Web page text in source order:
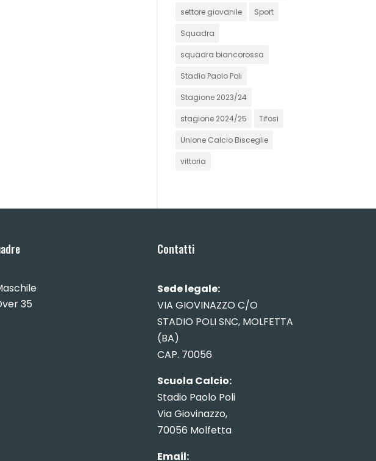
settore giovanile Sport
Squadra
squadra biancorossa
Stadio Paolo Poli
Stagione 2023/24
stagione 2024/25 Tifosi
Unione Calcio Bisceglie
vittoria
35
Contatti
Sede legale:
VIA GIOVINAZZO C/O
STADIO POLI SNC, MOLFETTA
(BA)
CAP. 70056
Scuola Calcio:
Stadio Paolo Poli
Via Giovinazzo,
70056 Molfetta
Email: